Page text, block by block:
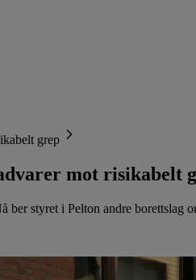
grep
mot risikabelt
ber styret i Pelton andre borettslag